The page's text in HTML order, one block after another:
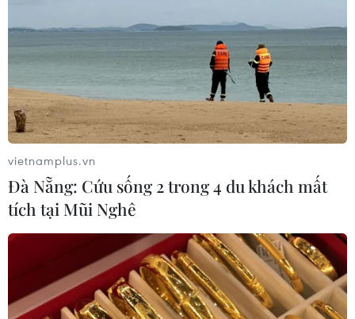
vietnamplus.vn
Đà Nẵng: Cứu sống 2 trong 4 du khách mất
tích tại Mũi Nghê